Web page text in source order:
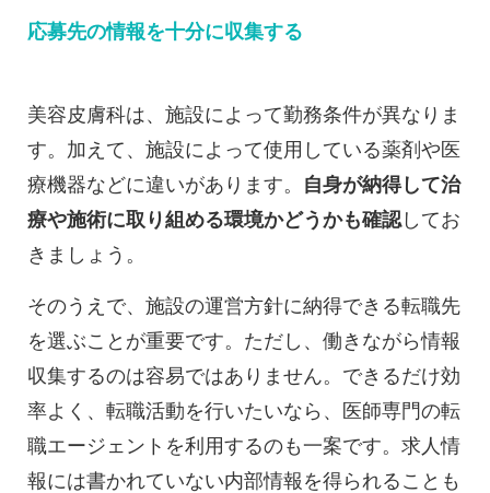
応募先の情報を十分に収集する
美容皮膚科は、施設によって勤務条件が異なりま
す。加えて、施設によって使用している薬剤や医
療機器などに違いがあります。 自身が納得して治
療や施術に取り組める環境かどうかも確認してお
きましょう。
そのうえで、施設の運営方針に納得できる転職先
を選ぶことが重要です。ただし、働きながら情報
収集するのは容易ではありません。できるだけ効
率よく、転職活動を行いたいなら、医師専門の転
職エージェントを利用するのも一案です。求人情
報には書かれていない内部情報を得られることも